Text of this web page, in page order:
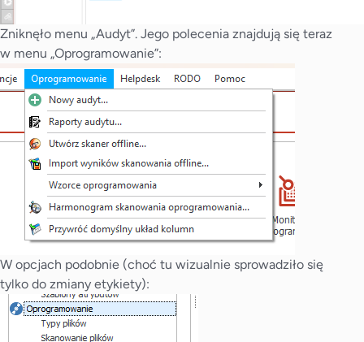
Zniknęło menu „Audyt”. Jego polecenia znajdują się teraz
w menu „Oprogramowanie”:
W opcjach podobnie (choć tu wizualnie sprowadziło się
tylko do zmiany etykiety):